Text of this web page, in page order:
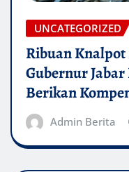
UNCATEGORIZED
Ribuan
Gubernur
Berikan
Admin Berita